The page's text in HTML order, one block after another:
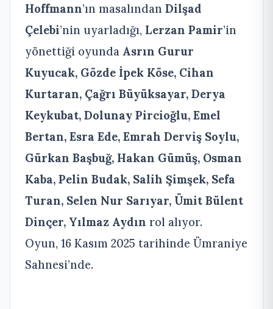
Hoffmann’ın masalından Dilşad
Çelebi’nin uyarladığı, Lerzan Pamir’in
yönettiği oyunda Asrın Gurur
Kuyucak, Gözde İpek Köse, Cihan
Kurtaran, Çağrı Büyüksayar, Derya
Keykubat, Dolunay Pircioğlu, Emel
Bertan, Esra Ede, Emrah Derviş Soylu,
Gürkan Başbuğ, Hakan Gümüş, Osman
Kaba, Pelin Budak, Salih Şimşek, Sefa
Turan, Selen Nur Sarıyar, Ümit Bülent
Dinçer, Yılmaz Aydın rol alıyor.
Oyun, 16 Kasım 2025 tarihinde Ümraniye
Sahnesi’nde.